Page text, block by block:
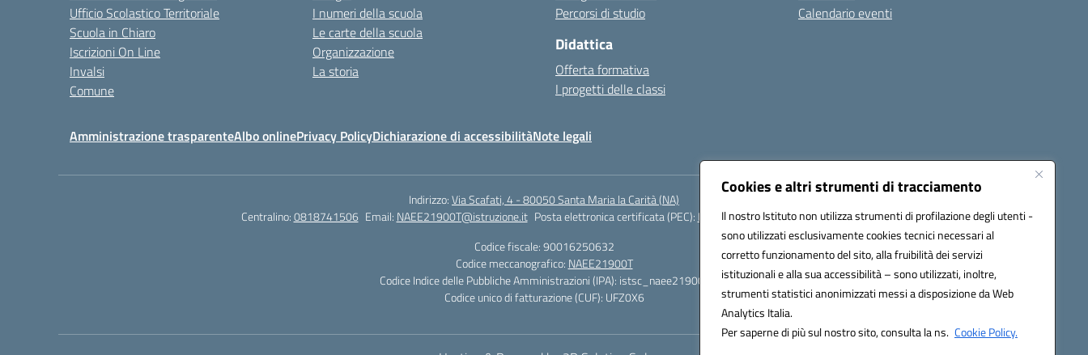
Cookies e altri strumenti di tracciamento
Il nostro Istituto non utilizza strumenti di profilazione degli utenti -
sono utilizzati esclusivamente cookies tecnici necessari al
corretto funzionamento del sito, alla fruibilità dei servizi
istituzionali e alla sua accessibilità – sono utilizzati, inoltre,
strumenti statistici anonimizzati messi a disposizione da Web
Analytics Italia.
Per saperne di più sul nostro sito, consulta la ns. Cookie Policy.
Ufficio Scolastico Territoriale
Scuola in Chiaro
Iscrizioni On Line
Invalsi
Comune
I numeri della scuola
Le carte della scuola
Organizzazione
La storia
Percorsi di studio
Didattica
Offerta formativa
I progetti delle classi
Calendario eventi
Amministrazione trasparenteAlbo onlinePrivacy PolicyDichiarazione di accessibilitàNote legali
Indirizzo:Via Scafati, 4 - 80050 Santa Maria la Carità (NA)
Centralino:0818741506 Email: NAEE21900T@istruzione.it Posta elettronica certificata (PEC): NAEE21900T@pec.istruzione.it
Codice fiscale: 90016250632
Codice meccanografico: NAEE21900T
Codice Indice delle Pubbliche Amministrazioni (IPA): istsc_naee21900t
Codice unico di fatturazione (CUF): UFZ0X6